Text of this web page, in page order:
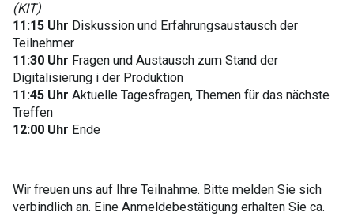
(KIT)
11:15 Uhr Diskussion und Erfahrungsaustausch der
Teilnehmer
11:30 Uhr Fragen und Austausch zum Stand der
Digitalisierung i der Produktion
11:45 Uhr Aktuelle Tagesfragen, Themen für das nächste
Treffen
12:00 Uhr Ende
Wir freuen uns auf Ihre Teilnahme. Bitte melden Sie sich
verbindlich an. Eine Anmeldebestätigung erhalten Sie ca.